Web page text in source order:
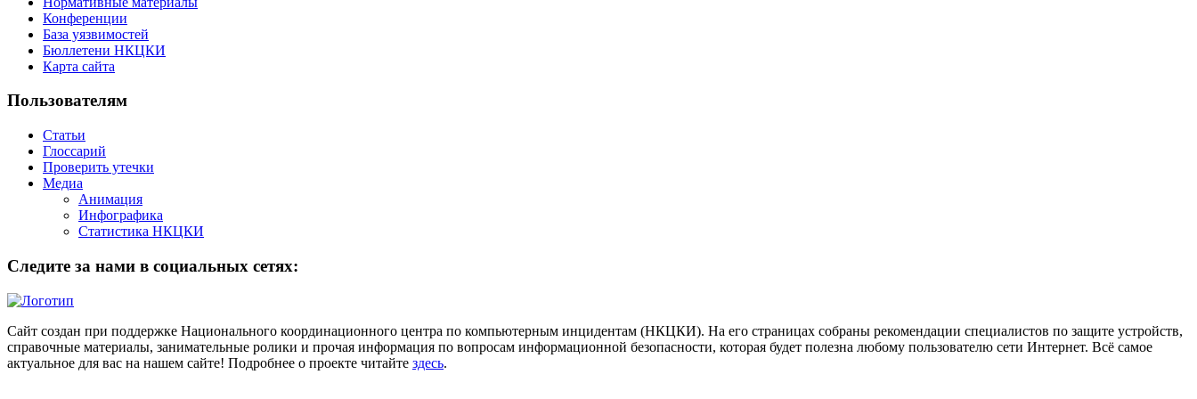
Конференции
База уязвимостей
Бюллетени НКЦКИ
Карта сайта
Пользователям
Статьи
Глоссарий
Проверить утечки
Медиа
Анимация
Инфографика
Статистика НКЦКИ
Следите за нами в социальных сетях:
Сайт создан при поддержке Национального координационного центра по компьютерным инцидентам (НКЦКИ). На его страницах собраны рекомендации специалистов по защите устройств,
справочные материалы, занимательные ролики и прочая информация по вопросам информационной безопасности, которая будет полезна любому пользователю сети Интернет. Всё самое
актуальное для вас на нашем сайте! Подробнее о проекте читайте здесь.